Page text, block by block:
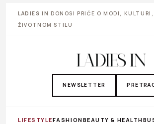
LADIES IN DONOSI PRIČE O MODI,
ŽIVOTNOM STILU
NEWSLETTER
LIFESTYLEFASHIONBEAUTY & HEALTH